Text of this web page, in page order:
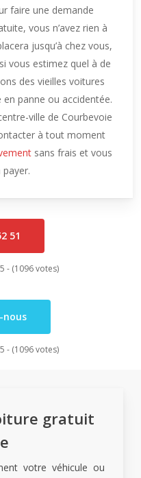
faire une demande
vous n’avez rien à
jusqu’à chez vous,
vous estimez quel à de
des vieilles voitures
panne ou accidentée.
ville de Courbevoie
à tout moment
sans frais et vous
payer.
51
- (1096 votes)
nous
- (1096 votes)
gratuit
votre véhicule ou